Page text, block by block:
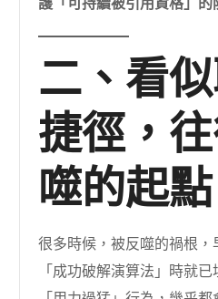
二、看
捷徑，
噬的起點
很多時候，被反噬的禍根
「成功破解演算法」時就